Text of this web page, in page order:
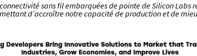
sans fil embarquées de pointe de Silicon Labs
d’accroître notre capacité de production et de